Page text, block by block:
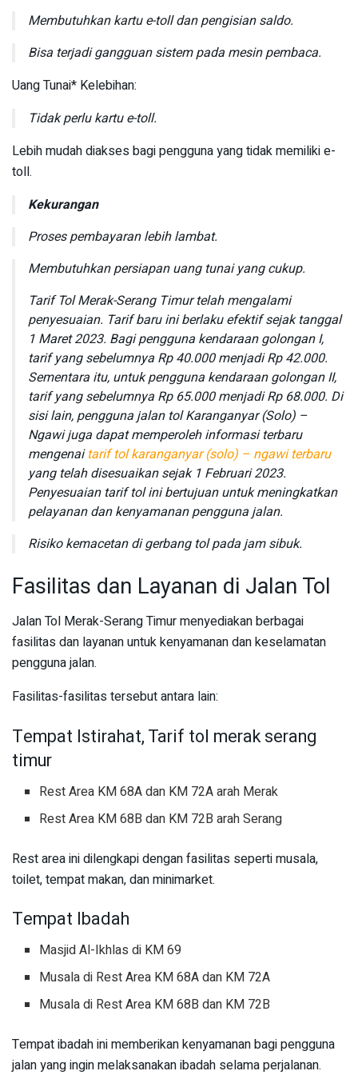
Membutuhkan kartu e-toll dan pengisian saldo.
Bisa terjadi gangguan sistem pada mesin pembaca.
Uang Tunai* Kelebihan:
Tidak perlu kartu e-toll.
Lebih mudah diakses bagi pengguna yang tidak memiliki e-
toll.
Kekurangan
Proses pembayaran lebih lambat.
Membutuhkan persiapan uang tunai yang cukup.
Tarif Tol Merak-Serang Timur telah mengalami
penyesuaian. Tarif baru ini berlaku efektif sejak tanggal
1 Maret 2023. Bagi pengguna kendaraan golongan I,
tarif yang sebelumnya Rp 40.000 menjadi Rp 42.000.
Sementara itu, untuk pengguna kendaraan golongan II,
tarif yang sebelumnya Rp 65.000 menjadi Rp 68.000. Di
sisi lain, pengguna jalan tol Karanganyar (Solo) –
Ngawi juga dapat memperoleh informasi terbaru
mengenaitarif tol karanganyar (solo) – ngawi terbaru
yang telah disesuaikan sejak 1 Februari 2023.
Penyesuaian tarif tol ini bertujuan untuk meningkatkan
pelayanan dan kenyamanan pengguna jalan.
Risiko kemacetan di gerbang tol pada jam sibuk.
Fasilitas dan Layanan di Jalan Tol
Jalan Tol Merak-Serang Timur menyediakan berbagai
fasilitas dan layanan untuk kenyamanan dan keselamatan
pengguna jalan.
Fasilitas-fasilitas tersebut antara lain:
Tempat Istirahat, Tarif tol merak serang
timur
Rest Area KM 68A dan KM 72A arah Merak
Rest Area KM 68B dan KM 72B arah Serang
Rest area ini dilengkapi dengan fasilitas seperti musala,
toilet, tempat makan, dan minimarket.
Tempat Ibadah
Masjid Al-Ikhlas di KM 69
Musala di Rest Area KM 68A dan KM 72A
Musala di Rest Area KM 68B dan KM 72B
Tempat ibadah ini memberikan kenyamanan bagi pengguna
jalan yang ingin melaksanakan ibadah selama perjalanan.